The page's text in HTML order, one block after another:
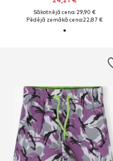
Sākotnējā cena: 29,90 €
Pēdējā zemākā cena:22,87 €